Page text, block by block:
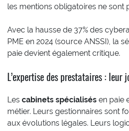
les mentions obligatoires ne sont
Avec la hausse de 37% des
PME en 2024 (source ANSSI), la
paie devient également critique.
L’expertise des prestataires : leur
Les cabinets spécialisés en paie
métier. Leurs gestionnaires sont
aux évolutions légales. Leurs